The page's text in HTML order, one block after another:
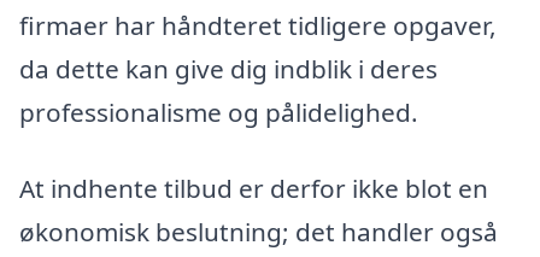
firmaer har håndteret tidligere opgaver,
da dette kan give dig indblik i deres
professionalisme og pålidelighed.
At indhente tilbud er derfor ikke blot en
økonomisk beslutning; det handler også